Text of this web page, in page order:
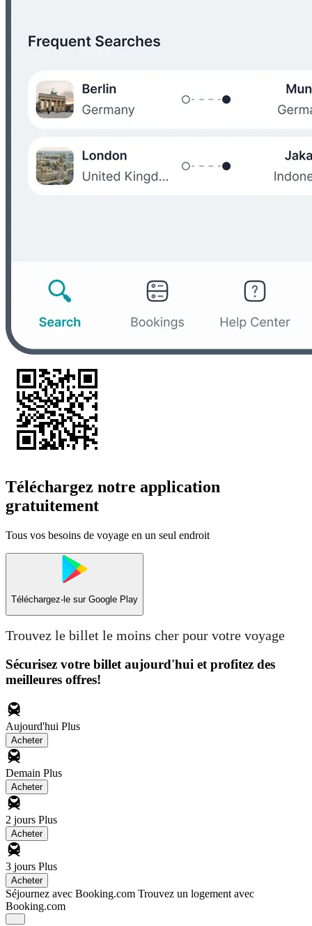
Téléchargez notre application
gratuitement
Tous vos besoins de voyage en un seul endroit
Téléchargez-le sur Google Play
Trouvez le billet le moins cher pour votre voyage
Sécurisez votre billet aujourd'hui et profitez des
meilleures offres!
Aujourd'hui Plus
Acheter
Demain Plus
Acheter
2 jours Plus
Acheter
3 jours Plus
Acheter
Séjournez avec Booking.com Trouvez un logement avec
Booking.com